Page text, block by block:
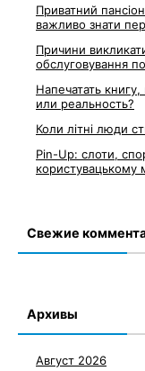
Приватний
важливо знати
Причини
обслуговування
Напечатать
или реальность?
Коли літні люди
Pin-Up: слоти,
користувацькому
Свежие
Архивы
Август 2026